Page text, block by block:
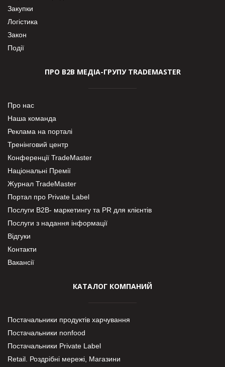
Закупки
Логістика
Закон
Події
ПРО В2В МЕДІА-ГРУПУ TRADEMASTER
Про нас
Наша команда
Реклама на порталі
Тренінговий центр
Конференції TradeMaster
Національні Премії
Журнал TradeMaster
Портал про Private Label
Послуги В2В- маркетингу та PR для клієнтів
Послуги з надання інформації
Відгуки
Контакти
Вакансії
КАТАЛОГ КОМПАНИЙ
Постачальники продуктів харчування
Постачальники nonfood
Постачальники Private Label
Retail. Роздрібні мережі, Магазини